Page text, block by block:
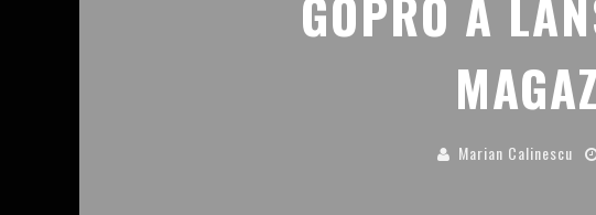
GOPRO A
Marian Calinescu